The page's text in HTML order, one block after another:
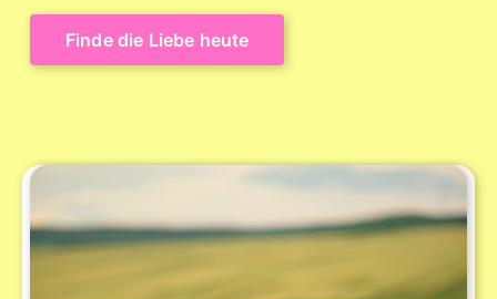
Finde die Liebe heute